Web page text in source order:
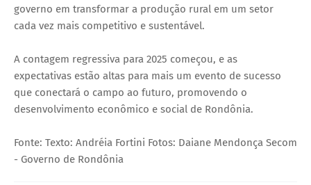
governo em transformar a produção rural em um setor
cada vez mais competitivo e sustentável.
A contagem regressiva para 2025 começou, e as
expectativas estão altas para mais um evento de sucesso
que conectará o campo ao futuro, promovendo o
desenvolvimento econômico e social de Rondônia.
Fonte: Texto: Andréia Fortini Fotos: Daiane Mendonça Secom
- Governo de Rondônia